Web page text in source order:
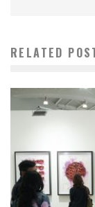
RELATED